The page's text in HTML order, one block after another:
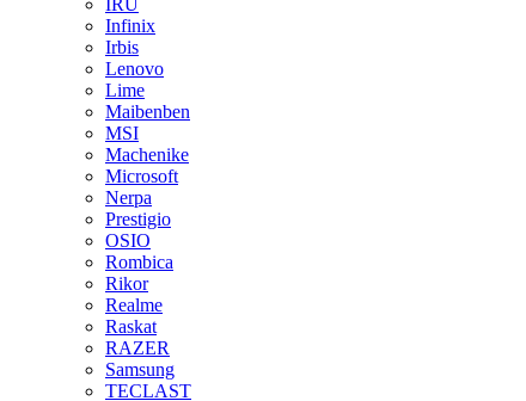
IRU
Infinix
Irbis
Lenovo
Lime
Maibenben
MSI
Machenike
Microsoft
Nerpa
Prestigio
OSIO
Rombica
Rikor
Realme
Raskat
RAZER
Samsung
TECLAST